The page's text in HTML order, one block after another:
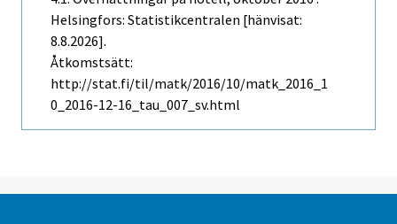
Helsingfors: Statistikcentralen [hänvisat:
8.8.2026].
Åtkomstsätt:
http://stat.fi/til/matk/2016/10/matk_2016_1
0_2016-12-16_tau_007_sv.html